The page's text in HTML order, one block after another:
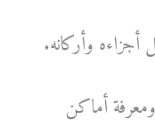
أجزاءه وأركانه.
أماكن